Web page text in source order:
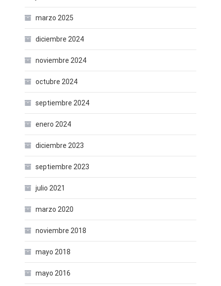
marzo 2025
diciembre 2024
noviembre 2024
octubre 2024
septiembre 2024
enero 2024
diciembre 2023
septiembre 2023
julio 2021
marzo 2020
noviembre 2018
mayo 2018
mayo 2016